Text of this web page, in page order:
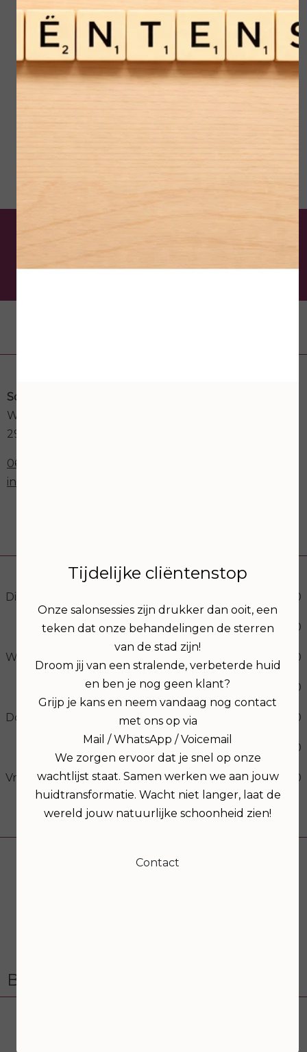
Is Jouw PMU nog geen 2 jaar oud?
dan krijg je 25 % korting op de
nabehandeling
Voorwaarden:
*de bestaande PMU is door mij gezet
van Krimpen aan den IJssel
De schoonheidsspecialist
Schoonheidssalon Astria
Weegbree 73a
2923GK Krimpen aan den IJssel
06-30273012
info@schoonheidssalonastria.nl
Dinsdag 17:00
19:00 21:00
Woensdag 09:00 17:00
19:00 21:00
Donderdag 09:00 17:00
19:00 21:00
Vrijdag 09:00 17:00
Volg ons
Bezoek onze webshop
Tijdelijke cliëntenstop
Onze salonsessies zijn drukker dan ooit, een
teken dat onze behandelingen de sterren
van de stad zijn!
Droom jij van een stralende, verbeterde huid
en ben je nog geen klant?
Grijp je kans en neem vandaag nog contact
met ons op via
Mail / WhatsApp / Voicemail
We zorgen ervoor dat je snel op onze
wachtlijst staat. Samen werken we aan jouw
huidtransformatie. Wacht niet langer, laat de
wereld jouw natuurlijke schoonheid zien!
Contact